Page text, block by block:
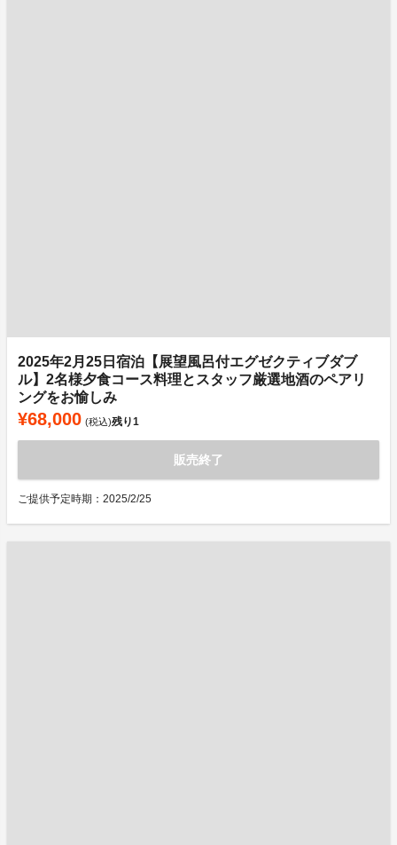
2025年2月25日宿泊【展望風呂付エグゼクティブダブ
ル】2名様夕食コース料理とスタッフ厳選地酒のペアリ
ングをお愉しみ
¥68,000 (税込)残り1
販売終了
ご提供予定時期：2025/2/25